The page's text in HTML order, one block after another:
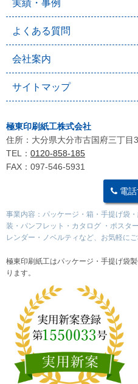
実績・事例
よくある質問
会社案内
サイトマップ
極東印刷紙工株式会社
住所：大分県大分市古国府三丁目
TEL： 0120-858-185
FAX：097-546-5931
電話
事業内容：パッケージ・箱・手提げ袋
装・パンフレット・カタログ ・ポスタ
レンダー・ノベルティなど、お気軽にご
極東印刷紙工はパッケージ・手提げ袋
ります。